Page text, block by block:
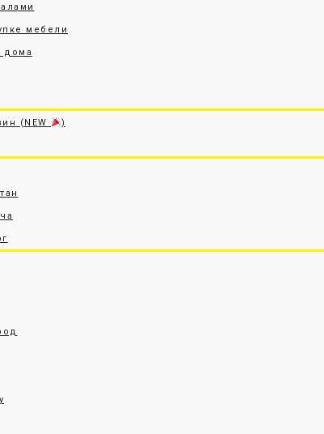
мебели
дома
(NEW )